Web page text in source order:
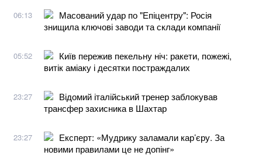
06:13
Масований удар по "Епіцентру": Росія
знищила ключові заводи та склади компанії
05:52
Київ пережив пекельну ніч: ракети, пожежі,
витік аміаку і десятки постраждалих
23:27
Відомий італійський тренер заблокував
трансфер захисника в Шахтар
23:27
Експерт: «Мудрику заламали кар’єру. За
новими правилами це не допінг»